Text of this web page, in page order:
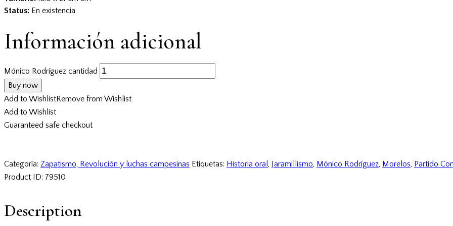
Status: En existencia
Información adicional
Mónico Rodríguez cantidad
Buy now
Add to WishlistRemove from Wishlist
Add to Wishlist
Guaranteed safe checkout
Categoría: Zapatismo, Revolución y luchas campesinas Etiquetas: Historia oral , Jaramillismo, Mónico Rodríguez, Morelos, Partido
Product ID: 79510
Description